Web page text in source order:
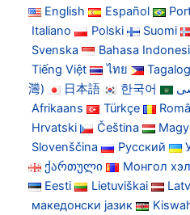
English Español
Italiano
Polski Suomi
Svenska
Bahasa
Tiếng Việt
ไทย Tagalog
灣)
日本語 한국어
Afrikaans
Türkçe
Hrvatski
Čeština
Slovenščina
Русский
ქართული
Монгол хэл
Eesti
Lietuviškai
македонски јазик